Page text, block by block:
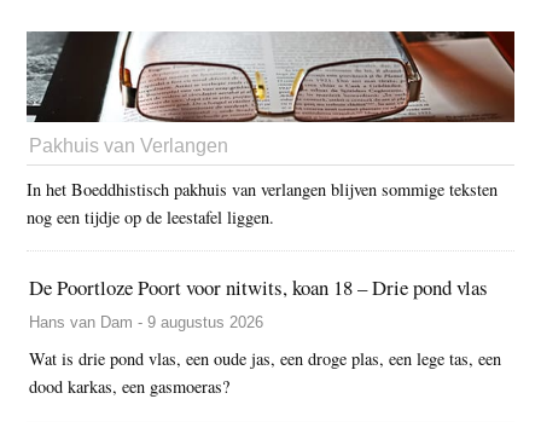
Pakhuis van Verlangen
In het Boeddhistisch pakhuis van verlangen blijven sommige teksten
nog een tijdje op de leestafel liggen.
De Poortloze Poort voor nitwits, koan 18 – Drie pond vlas
Hans van Dam - 9 augustus 2026
Wat is drie pond vlas, een oude jas, een droge plas, een lege tas, een
dood karkas, een gasmoeras?